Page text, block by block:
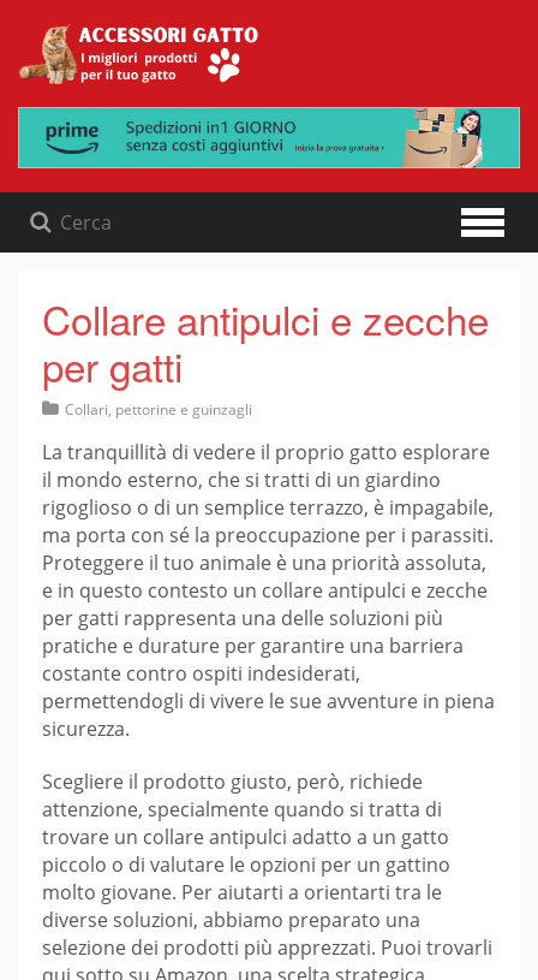
content
Collare antipulci e zecche
per gatti
Collari, pettorine e guinzagli
La tranquillità di vedere il proprio gatto esplorare
il mondo esterno, che si tratti di un giardino
rigoglioso o di un semplice terrazzo, è impagabile,
ma porta con sé la preoccupazione per i parassiti.
Proteggere il tuo animale è una priorità assoluta,
e in questo contesto un collare antipulci e zecche
per gatti rappresenta una delle soluzioni più
pratiche e durature per garantire una barriera
costante contro ospiti indesiderati,
permettendogli di vivere le sue avventure in piena
sicurezza.
Scegliere il prodotto giusto, però, richiede
attenzione, specialmente quando si tratta di
trovare un collare antipulci adatto a un gatto
piccolo o di valutare le opzioni per un gattino
molto giovane. Per aiutarti a orientarti tra le
diverse soluzioni, abbiamo preparato una
selezione dei prodotti più apprezzati. Puoi trovarli
qui sotto su Amazon, una scelta strategica